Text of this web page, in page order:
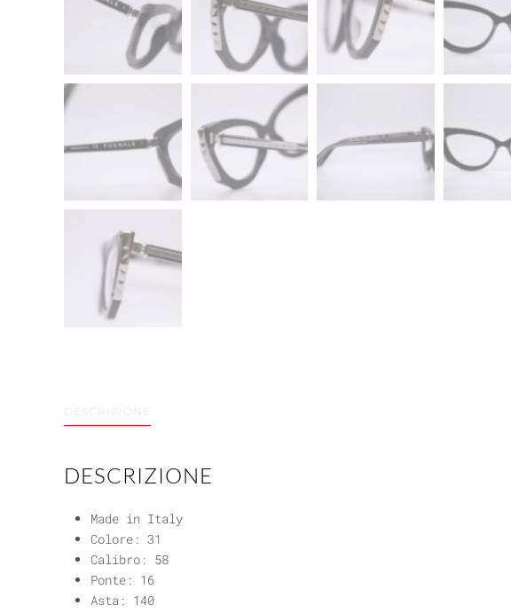
DESCRIZIONE
DESCRIZIONE
Made in Italy
Colore: 31
Calibro: 58
Ponte: 16
Asta: 140